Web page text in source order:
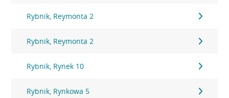
Rybnik, Reymonta 2
Rybnik, Reymonta 2
Rybnik, Rynek 10
Rybnik, Rynkowa 5